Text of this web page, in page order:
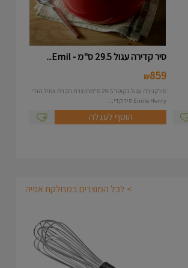
סיר קדירה עגול 29.5 ס"מ - Emil...
859
₪
סירקגירה עגול בקוטר 29.5 ס"מתוצרת חברת אמיל הנרי
Emile Henry סיר קדי...
הוסף לעגלה
> לכל המוצרים במחלקת אפיה